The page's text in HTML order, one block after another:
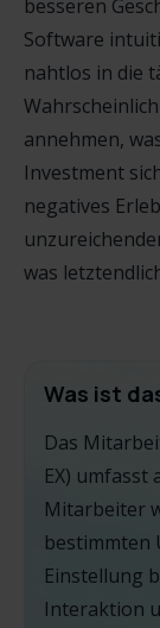
besseren
Software
nahtlos in die
annehmen,
Investment
negatives
was
Was ist
Das
EX) umfasst
Mitarbeiter
bestimmten
Einstellung
Interaktion